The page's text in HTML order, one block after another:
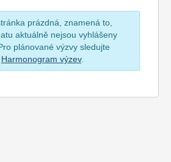
prázdná, znamená to,
aktuálně nejsou vyhlášeny
plánované výzvy sledujte
Harmonogram výzev.